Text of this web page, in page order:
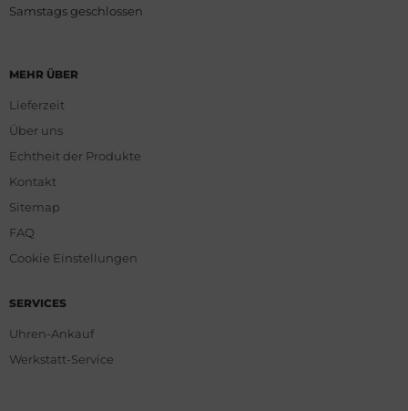
Samstags geschlossen
MEHR ÜBER
Lieferzeit
Über uns
Echtheit der Produkte
Kontakt
Sitemap
FAQ
Cookie Einstellungen
SERVICES
Uhren-Ankauf
Werkstatt-Service